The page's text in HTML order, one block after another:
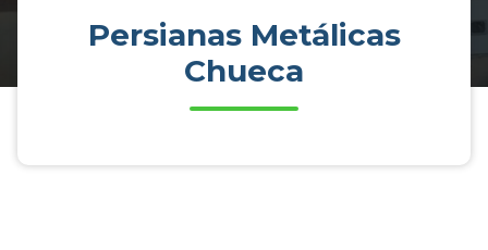
Persianas Metálicas
Chueca